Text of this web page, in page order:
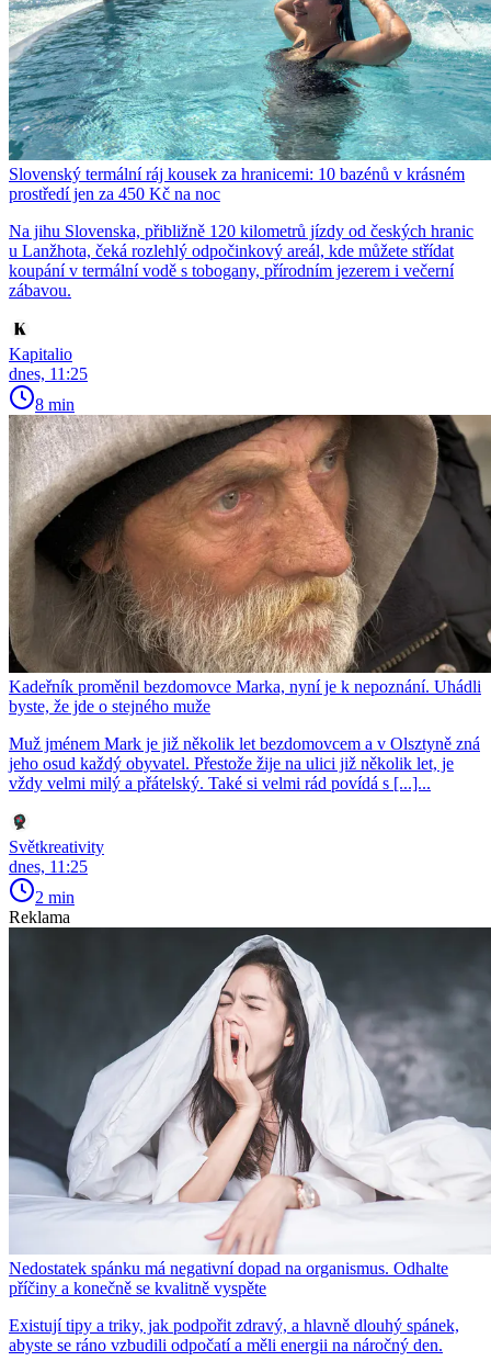
Slovenský termální ráj kousek za hranicemi: 10 bazénů v krásném
prostředí jen za 450 Kč na noc
Na jihu Slovenska, přibližně 120 kilometrů jízdy od českých hranic
u Lanžhota, čeká rozlehlý odpočinkový areál, kde můžete střídat
koupání v termální vodě s tobogany, přírodním jezerem i večerní
zábavou.
Kapitalio
dnes, 11:25
8 min
Kadeřník proměnil bezdomovce Marka, nyní je k nepoznání. Uhádli
byste, že jde o stejného muže
Muž jménem Mark je již několik let bezdomovcem a v Olsztyně zná
jeho osud každý obyvatel. Přestože žije na ulici již několik let, je
vždy velmi milý a přátelský. Také si velmi rád povídá s [...]...
Světkreativity
dnes, 11:25
2 min
Reklama
Nedostatek spánku má negativní dopad na organismus. Odhalte
příčiny a konečně se kvalitně vyspěte
Existují tipy a triky, jak podpořit zdravý, a hlavně dlouhý spánek,
abyste se ráno vzbudili odpočatí a měli energii na náročný den.